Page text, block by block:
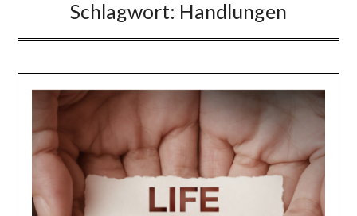
Schlagwort: Handlungen